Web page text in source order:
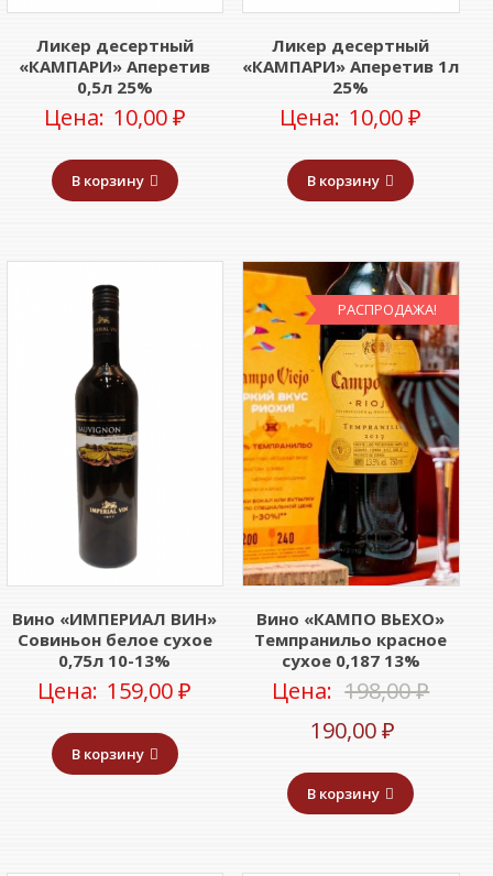
Ликер десертный
«КАМПАРИ» Аперетив
0,5л 25%
Цена: 10,00₽
В корзину
Ликер десертный
«КАМПАРИ» Аперетив 1л
25%
Цена: 10,00₽
В корзину
Вино «ИМПЕРИАЛ ВИН»
Совиньон белое сухое
0,75л 10-13%
Цена: 159,00₽
В корзину
РАСПРОДАЖА!
Вино «КАМПО ВЬЕХО»
Темпранильо красное
сухое 0,187 13%
Цена: 198,00₽
190,00₽Текущая
цена:
190,00 ₽.
В корзину